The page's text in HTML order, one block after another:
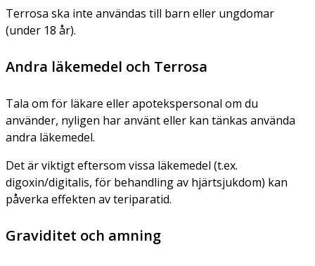
Terrosa ska inte användas till barn eller ungdomar
(under 18 år).
Andra läkemedel och Terrosa
Tala om för läkare eller apotekspersonal om du
använder, nyligen har använt eller kan tänkas använda
andra läkemedel.
Det är viktigt eftersom vissa läkemedel (t.ex.
digoxin/digitalis, för behandling av hjärtsjukdom) kan
påverka effekten av teriparatid.
Graviditet och amning